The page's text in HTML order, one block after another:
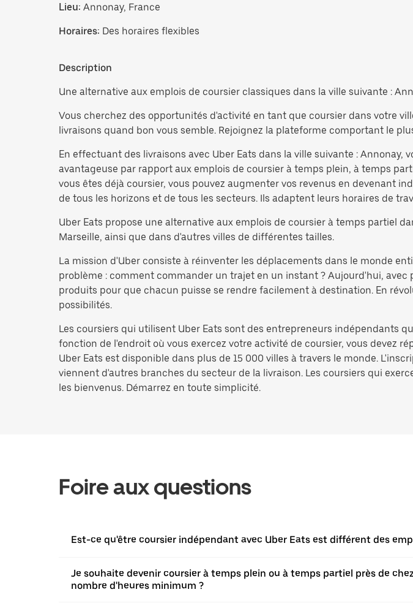
Lieu: Annonay, France
Horaires: Des horaires flexibles
Description
Une alternative aux emplois de coursier classiques dans la ville suivante :
Vous cherchez des opportunités d'activité en tant que coursier dans votre
livraisons quand bon vous semble. Rejoignez la plateforme comportant le
En effectuant des livraisons avec Uber Eats dans la ville suivante :
avantageuse par rapport aux emplois de coursier à temps plein, à temps
vous êtes déjà coursier, vous pouvez augmenter vos revenus en devenant
de tous les horizons et de tous les secteurs. Ils adaptent leurs horaires de
Uber Eats propose une alternative aux emplois de coursier à temps partiel
Marseille, ainsi que dans d'autres villes de différentes tailles.
La mission d'Uber consiste à réinventer les déplacements dans le monde
problème : comment commander un trajet en un instant ? Aujourd'hui,
produits pour que chacun puisse se rendre facilement à destination. En
possibilités.
Les coursiers qui utilisent Uber Eats sont des entrepreneurs indépendants
fonction de l'endroit où vous exercez votre activité de coursier, vous devez
Uber Eats est disponible dans plus de 15 000 villes à travers le monde.
viennent d'autres branches du secteur de la livraison. Les coursiers qui
les bienvenus. Démarrez en toute simplicité.
Foire aux questions
Est-ce qu'être coursier indépendant avec Uber Eats est différent des
Je souhaite devenir coursier à temps plein ou à temps partiel près de
nombre d'heures minimum ?